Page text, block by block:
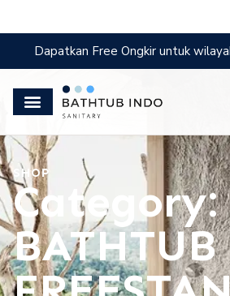
Dapatkan Free Ongkir untuk
SHOP
Category:
BATHTUB